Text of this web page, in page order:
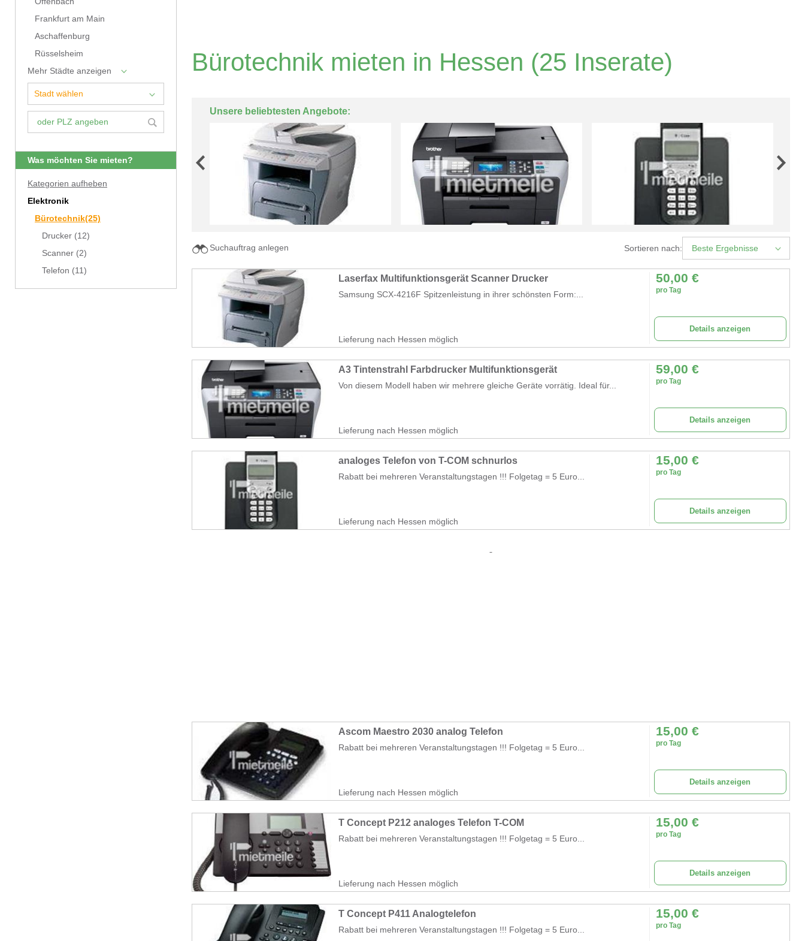
Frankfurt am Main
Aschaffenburg
Rüsselsheim
Mehr Städte anzeigen
Was möchten Sie mieten?
Kategorien aufheben
Elektronik
Bürotechnik(25)
Drucker (12)
Scanner (2)
Telefon (11)
Bürotechnik mieten in Hessen (25 Inserate)
Unsere beliebtesten Angebote:
Sortieren nach: Beste Ergebnisse
Suchauftrag anlegen
Laserfax Multifunktionsgerät Scanner Drucker
Samsung SCX-4216F Spitzenleistung in ihrer schönsten Form:...
Lieferung nach Hessen möglich
50,00 €
pro Tag
Details anzeigen
A3 Tintenstrahl Farbdrucker Multifunktionsgerät
Von diesem Modell haben wir mehrere gleiche Geräte vorrätig. Ideal für...
Lieferung nach Hessen möglich
59,00 €
pro Tag
Details anzeigen
analoges Telefon von T-COM schnurlos
Rabatt bei mehreren Veranstaltungstagen !!! Folgetag = 5 Euro...
Lieferung nach Hessen möglich
15,00 €
pro Tag
Details anzeigen
Ascom Maestro 2030 analog Telefon
Rabatt bei mehreren Veranstaltungstagen !!! Folgetag = 5 Euro...
Lieferung nach Hessen möglich
15,00 €
pro Tag
Details anzeigen
T Concept P212 analoges Telefon T-COM
Rabatt bei mehreren Veranstaltungstagen !!! Folgetag = 5 Euro...
Lieferung nach Hessen möglich
15,00 €
pro Tag
Details anzeigen
T Concept P411 Analogtelefon
Rabatt bei mehreren Veranstaltungstagen !!! Folgetag = 5 Euro...
15,00 €
pro Tag